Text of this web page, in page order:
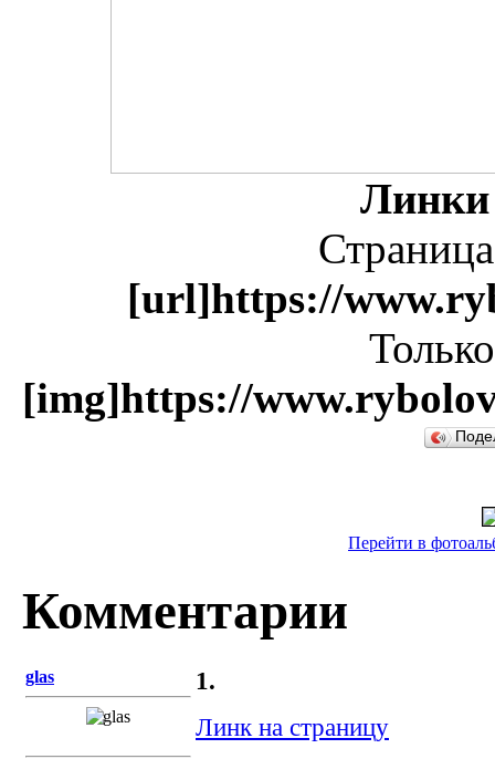
[url]https://
[img]https://
Перейти в
Комментарии
glas
1.
Линк на страницу